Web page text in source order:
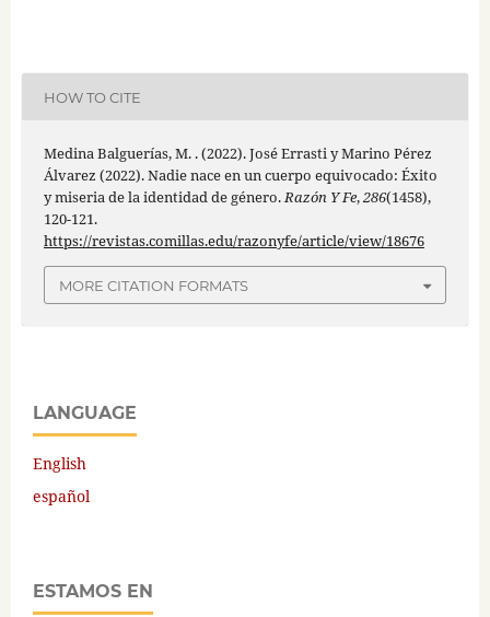
HOW TO CITE
Medina Balguerías, M. . (2022). José Errasti y Marino Pérez
Álvarez (2022). Nadie nace en un cuerpo equivocado: Éxito
y miseria de la identidad de género.Razón Y Fe,286(1458),
120-121.
https://revistas.comillas.edu/razonyfe/article/view/18676
MORE CITATION FORMATS
LANGUAGE
English
español
ESTAMOS EN